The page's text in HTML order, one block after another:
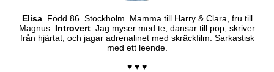
Elisa. Född 86. Stockholm. Mamma till Harry & Clara, fru till
Magnus. Introvert . Jag myser med te, dansar till pop, skriver
från hjärtat, och jagar adrenalinet med skräckfilm. Sarkastisk
med ett leende.
♥ ♥ ♥